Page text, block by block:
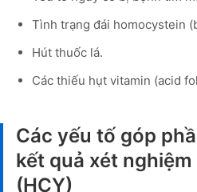
Tình trạng đái homocystein
Hút thuốc lá.
Các thiếu hụt vitamin (acid
Các yếu tố góp
kết quả xét
(HCY)